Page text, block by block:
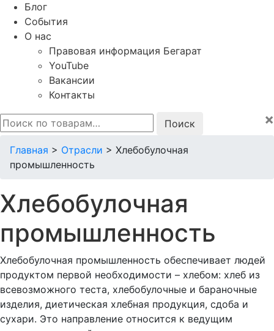
Блог
События
О нас
Правовая информация Бегарат
YouTube
Вакансии
Контакты
Искать:
×
Главная > Отрасли > Хлебобулочная
промышленность
Хлебобулочная
промышленность
Хлебобулочная промышленность обеспечивает людей
продуктом первой необходимости – хлебом: хлеб из
всевозможного теста, хлебобулочные и бараночные
изделия, диетическая хлебная продукция, сдоба и
сухари. Это направление относится к ведущим